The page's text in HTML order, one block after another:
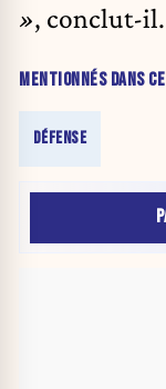
», conclut-il.
MENTIONNÉS DANS
DÉFENSE